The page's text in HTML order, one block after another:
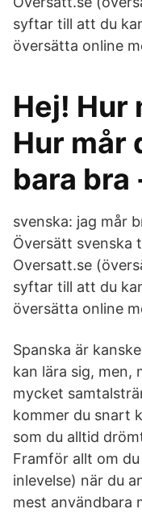
syftar till att du
översätta online
Hej! Hur
Hur mår
bara bra
svenska: jag mår
Översätt svenska
Oversatt.se
syftar till att du
översätta online
Spanska är
kan lära sig, men,
mycket
kommer du snart
som du alltid
Framför allt om
inlevelse) när du
mest användbara